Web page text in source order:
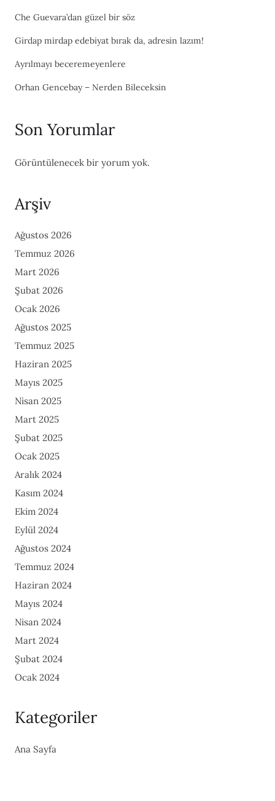
Che Guevara’dan güzel bir söz
Girdap mirdap edebiyat bırak da, adresin lazım!
Ayrılmayı beceremeyenlere
Orhan Gencebay – Nerden Bileceksin
Son Yorumlar
Görüntülenecek bir yorum yok.
Arşiv
Ağustos 2026
Temmuz 2026
Mart 2026
Şubat 2026
Ocak 2026
Ağustos 2025
Temmuz 2025
Haziran 2025
Mayıs 2025
Nisan 2025
Mart 2025
Şubat 2025
Ocak 2025
Aralık 2024
Kasım 2024
Ekim 2024
Eylül 2024
Ağustos 2024
Temmuz 2024
Haziran 2024
Mayıs 2024
Nisan 2024
Mart 2024
Şubat 2024
Ocak 2024
Kategoriler
Ana Sayfa